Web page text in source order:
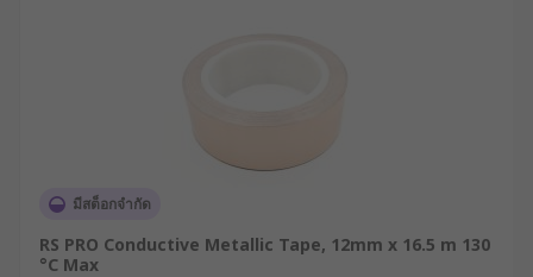
เพื่อเลือกสินค้าให้เหมาะกับการใช้งานในอุตสาหกรรม
มีสต็อกจำกัด
RS PRO Conductive Metallic Tape, 12mm x 16.5 m 130
°C Max